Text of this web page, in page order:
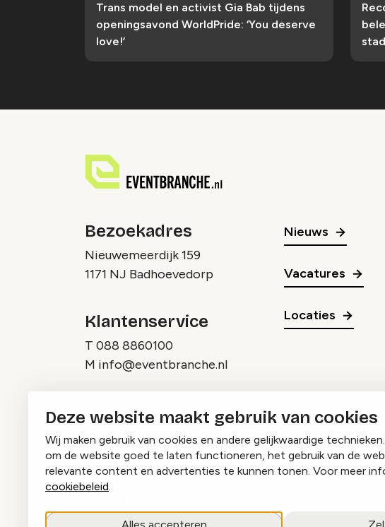
Deze website maakt gebruik van cookies
Wij maken gebruik van cookies en andere gelijkwaardige
om de website goed te laten functioneren, het gebruik van de
relevante content en advertenties te kunnen tonen. Voor meer
cookiebeleid.
Trans model en activist Gia Bab tijdens
openingsavond WorldPride: ‘You deserve
love!’
Bezoekadres
Nieuwemeerdijk 159
1171 NJ Badhoevedorp
Klantenservice
T 088 8860100
M info@eventbranche.nl
Nieuws
Vacatures
Locaties